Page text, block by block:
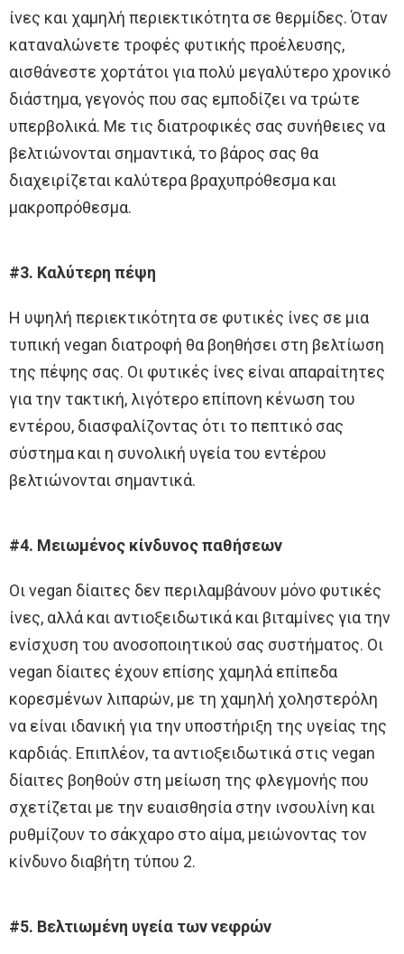
ίνες και χαμηλή περιεκτικότητα σε θερμίδες. Όταν
καταναλώνετε τροφές φυτικής προέλευσης,
αισθάνεστε χορτάτοι για πολύ μεγαλύτερο χρονικό
διάστημα, γεγονός που σας εμποδίζει να τρώτε
υπερβολικά. Με τις διατροφικές σας συνήθειες να
βελτιώνονται σημαντικά, το βάρος σας θα
διαχειρίζεται καλύτερα βραχυπρόθεσμα και
μακροπρόθεσμα.
#3. Καλύτερη πέψη
Η υψηλή περιεκτικότητα σε φυτικές ίνες σε μια
τυπική vegan διατροφή θα βοηθήσει στη βελτίωση
της πέψης σας. Οι φυτικές ίνες είναι απαραίτητες
για την τακτική, λιγότερο επίπονη κένωση του
εντέρου, διασφαλίζοντας ότι το πεπτικό σας
σύστημα και η συνολική υγεία του εντέρου
βελτιώνονται σημαντικά.
#4. Μειωμένος κίνδυνος παθήσεων
Οι vegan δίαιτες δεν περιλαμβάνουν μόνο φυτικές
ίνες, αλλά και αντιοξειδωτικά και βιταμίνες για την
ενίσχυση του ανοσοποιητικού σας συστήματος. Οι
vegan δίαιτες έχουν επίσης χαμηλά επίπεδα
κορεσμένων λιπαρών, με τη χαμηλή χοληστερόλη
να είναι ιδανική για την υποστήριξη της υγείας της
καρδιάς. Επιπλέον, τα αντιοξειδωτικά στις vegan
δίαιτες βοηθούν στη μείωση της φλεγμονής που
σχετίζεται με την ευαισθησία στην ινσουλίνη και
ρυθμίζουν το σάκχαρο στο αίμα, μειώνοντας τον
κίνδυνο διαβήτη τύπου 2.
#5. Βελτιωμένη υγεία των νεφρών